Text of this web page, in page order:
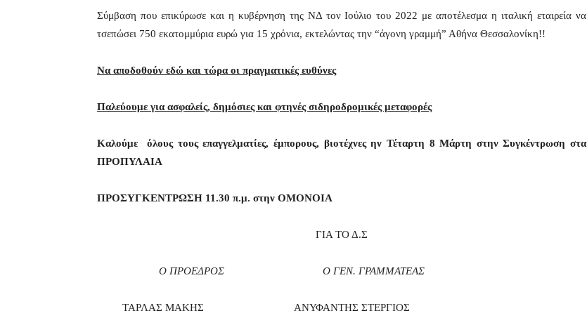
Σύμβαση που επικύρωσε και η κυβέρνηση της ΝΔ τον Ιούλιο του 2022 με αποτέλεσμα η ιταλική εταιρεία να
τσεπώσει 750 εκατομμύρια ευρώ για 15 χρόνια, εκτελώντας την “άγονη γραμμή” Αθήνα Θεσσαλονίκη!!
Να αποδοθούν εδώ και τώρα οι πραγματικές ευθύνες
Παλεύουμε για ασφαλείς, δημόσιες και φτηνές σιδηροδρομικές μεταφορές
Καλούμε όλους τους επαγγελματίες, έμπορους, βιοτέχνες ην Τέταρτη 8 Μάρτη στην Συγκέντρωση στα
ΠΡΟΠΥΛΑΙΑ
ΠΡΟΣΥΓΚΕΝΤΡΩΣΗ 11.30 π.μ. στην ΟΜΟΝΟΙΑ
ΓΙΑ ΤΟ Δ.Σ
Ο ΠΡΟΕΔΡΟΣ Ο ΓΕΝ. ΓΡΑΜΜΑΤΕΑΣ
ΤΑΡΛΑΣ ΜΑΚΗΣ ΑΝΥΦΑΝΤΗΣ ΣΤΕΡΓΙΟΣ